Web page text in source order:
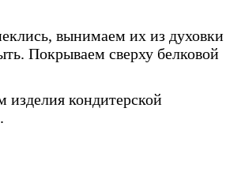
вынимаем их из духовки
Покрываем сверху белковой
изделия кондитерской